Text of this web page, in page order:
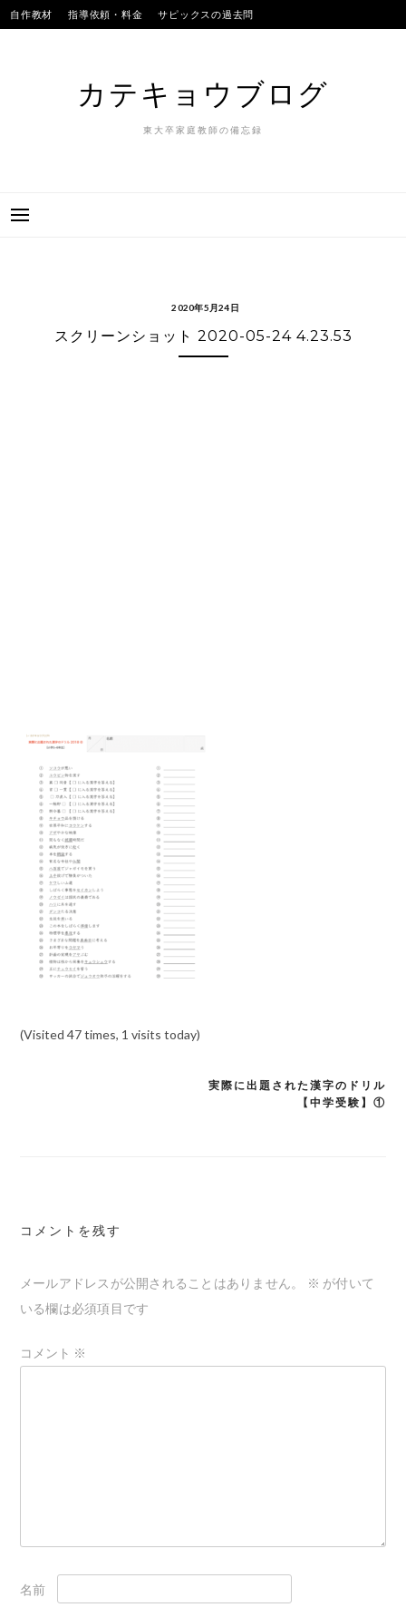
Skip
to
自作教材 指導依頼・料金 サピックスの過去問
カテキョウブログ
東大卒家庭教師の備忘録
2020年5月24日
スクリーンショット 2020-05-24 4.23.53
(Visited 47 times, 1 visits today)
シ
ョ
実際に出題された漢字のドリル
【中学受験】①
コメントを残す
メールアドレスが公開されることはありません。 ※ が付いて
いる欄は必須項目です
コメント ※
名前